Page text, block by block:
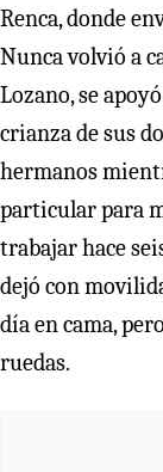
Renca, donde
Nunca volvió a
Lozano, se
crianza de sus
hermanos
particular para
trabajar hace
dejó con
día en cama,
ruedas.